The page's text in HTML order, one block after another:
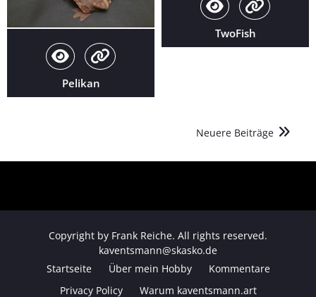
TwoFish
Pelikan
Neuere Beiträge
Copyright by Frank Reiche. All rights reserved.
kaventsmann@skasko.de
Startseite
Über mein Hobby
Kommentare
Privacy Policy
Warum kaventsmann.art